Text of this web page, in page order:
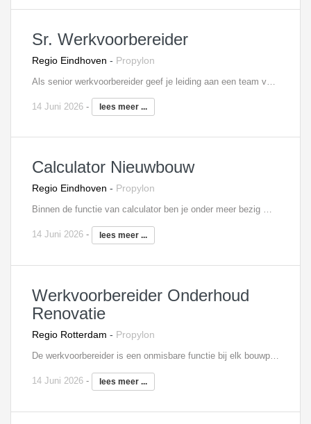
Sr. Werkvoorbereider
Regio Eindhoven - Propylon
14 Juni 2026 - lees meer ...
Calculator Nieuwbouw
Regio Eindhoven - Propylon
Binnen de functie van calculator ben je onder meer bezig met het uitbrengen van offertes voor aanbestedingen en bouwteamwerken. Ook verzorg je voor één of meerdere nieuwbouwprojecten nacalculaties en stel je kostprijsbegrotingen vast. Het verwerken van meer -en minderwerk behoort ook tot de taken evenals andere calculatiewerkzaamheden aan de hand van bestek, tekeningen, schetsontwerpen en andere gegevens. Vanuit deze functie heb je ook de mogelijkheid om door te groeien naar een rol als senior calculator.
14 Juni 2026 - lees meer ...
Werkvoorbereider Onderhoud
Renovatie
Regio Rotterdam - Propylon
14 Juni 2026 - lees meer ...